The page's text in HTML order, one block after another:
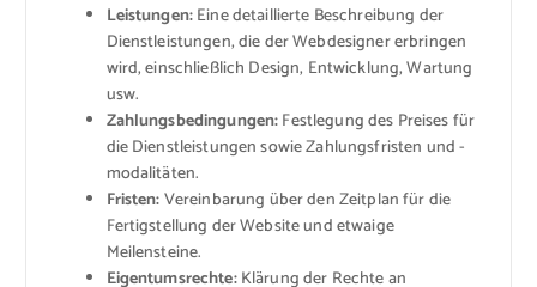
Leistungen:Eine detaillierte Beschreibung der
Dienstleistungen, die der Webdesigner erbringen
wird, einschließlich Design, Entwicklung, Wartung
usw.
Zahlungsbedingungen:Festlegung des Preises für
die Dienstleistungen sowie Zahlungsfristen und -
modalitäten.
Fristen:Vereinbarung über den Zeitplan für die
Fertigstellung der Website und etwaige
Meilensteine.
Eigentumsrechte:Klärung der Rechte an